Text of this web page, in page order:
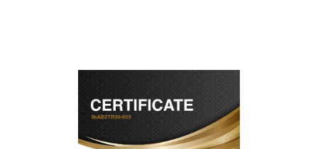
безупречной репутацией;
лицензированное ПО в ремонтно-
диагностических мастерских;
собственный склад комплектующих, что
позволяет сократить сроки